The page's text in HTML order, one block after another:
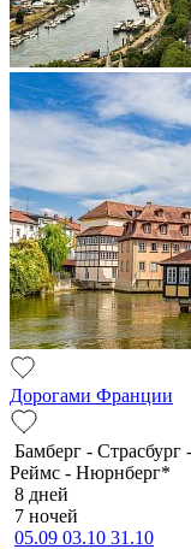
Дорогами Франции
Бамберг -
Реймс - Нюрнберг*
8 дней
7 ночей
05.09 03.10 31.10